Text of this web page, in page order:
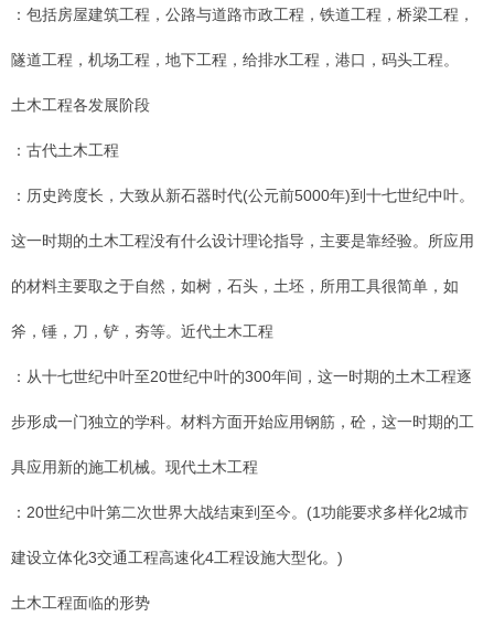
：包括房屋建筑工程，公路与道路市政工程，铁道工程，桥梁工程，
隧道工程，机场工程，地下工程，给排水工程，港口，码头工程。
土木工程各发展阶段
：古代土木工程
：历史跨度长，大致从新石器时代(公元前5000年)到十七世纪中叶。
这一时期的土木工程没有什么设计理论指导，主要是靠经验。所应用
的材料主要取之于自然，如树，石头，土坯，所用工具很简单，如
斧，锤，刀，铲，夯等。近代土木工程
：从十七世纪中叶至20世纪中叶的300年间，这一时期的土木工程逐
步形成一门独立的学科。材料方面开始应用钢筋，砼，这一时期的工
具应用新的施工机械。现代土木工程
：20世纪中叶第二次世界大战结束到至今。(1功能要求多样化2城市
建设立体化3交通工程高速化4工程设施大型化。)
土木工程面临的形势